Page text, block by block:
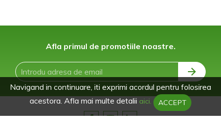
Afla primul de promotiile noastre.
Navigand in continuare, iti exprimi acordul pentru folosirea
acestora. Afla mai multe detalii aici. ACCEPT